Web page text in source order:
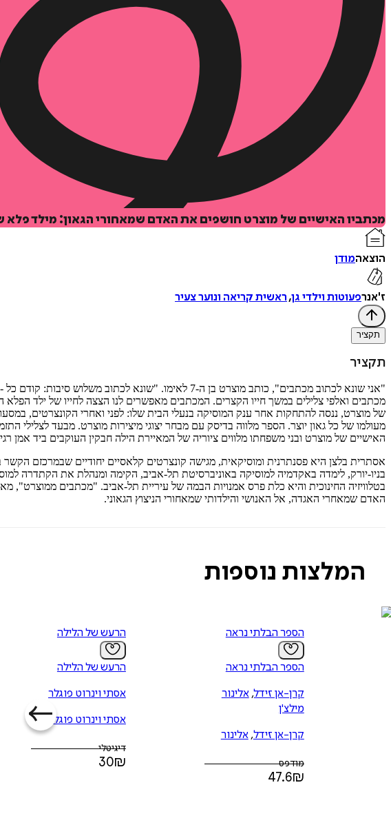
מכתביו האישיים של מוצרט חושפים את האדם שמאחורי הגאון: מילד פלא
הוצאהמודן
ז'אנרפעוטות וילדי גן, ראשית קריאה ונוער צעיר
תקציר
תקציר
"אני שונא לכתוב מכתבים", כותב מוצרט בן ה-7 לאימו.
מכתבים ואלפי צלילים במשך חייו הקצרים. המכתבים מאפשרים לנו הצצה לחייו של ילד הפלא
של מוצרט, ננסה להתחקות אחר ענק המוסיקה בנעלי הבית שלו: לפני ואחרי הקונצרטים,
מעולמו של כל גאון יוצר. הספר מלווה בדיסק עם מבחר יצוגי מיצירות מוצרט. מבעד
האישיים של מוצרט ובני משפחתו מלווים ציוריה של המאיירת הילה חבקין העוקבים ביד אמן
אסתרית בלצן היא פסנתרנית ומוסיקאית, מגישה קונצרטים קלאסיים יחודיים שבמרכזם הקשר
בניו-יורק, לימדה באקדמיה למוסיקה באוניברסיטת תל-אביב, הקימה ומנהלת את הקתדרה
בטלוויזיה החינוכית והיא כלת פרס אמנויות הבמה של עיריית תל-אביב. "מכתבים
האדם שמאחרי האגדה, אל האנושי והילדותי שמאחורי הניצוץ הגאוני.
המלצות נוספות
הספר הבלתי נראה
הספר הבלתי נראה
קרן-אן זידל,אלינור
מילצ'ן
קרן-אן זידל,אלינור
מודפס
47.6₪
הרעש של הלילה
הרעש של הלילה
אסתי וינרוט פוגלר
אסתי וינרוט פוגלר
דיגיטלי
30₪